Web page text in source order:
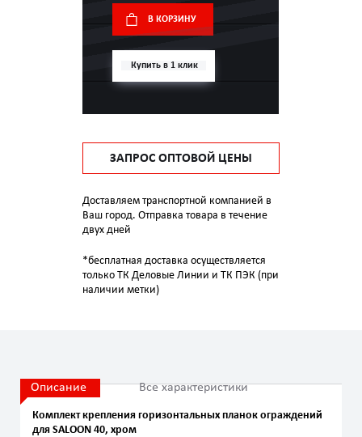
В КОРЗИНУ
Купить в 1 клик
ЗАПРОС ОПТОВОЙ ЦЕНЫ
Доставляем транспортной компанией в
Ваш город. Отправка товара в течение
двух дней
*бесплатная доставка осуществляется
только ТК Деловые Линии и ТК ПЭК (при
наличии метки)
Описание Все характеристики
Комплект крепления горизонтальных планок ограждений
для SALOON 40, хром